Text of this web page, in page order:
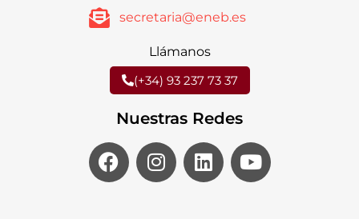
secretaria@eneb.es
Llámanos
(+34) 93 237 73 37
Nuestras Redes